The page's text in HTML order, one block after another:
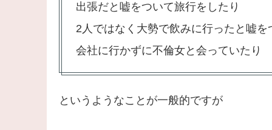
出張だと嘘をついて旅行をしたり
2人ではなく大勢で飲みに行ったと嘘を
会社に行かずに不倫女と会っていたり
というようなことが一般的ですが